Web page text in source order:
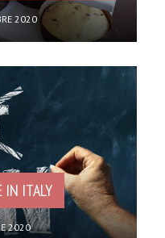
2020
IN ITALY
2020